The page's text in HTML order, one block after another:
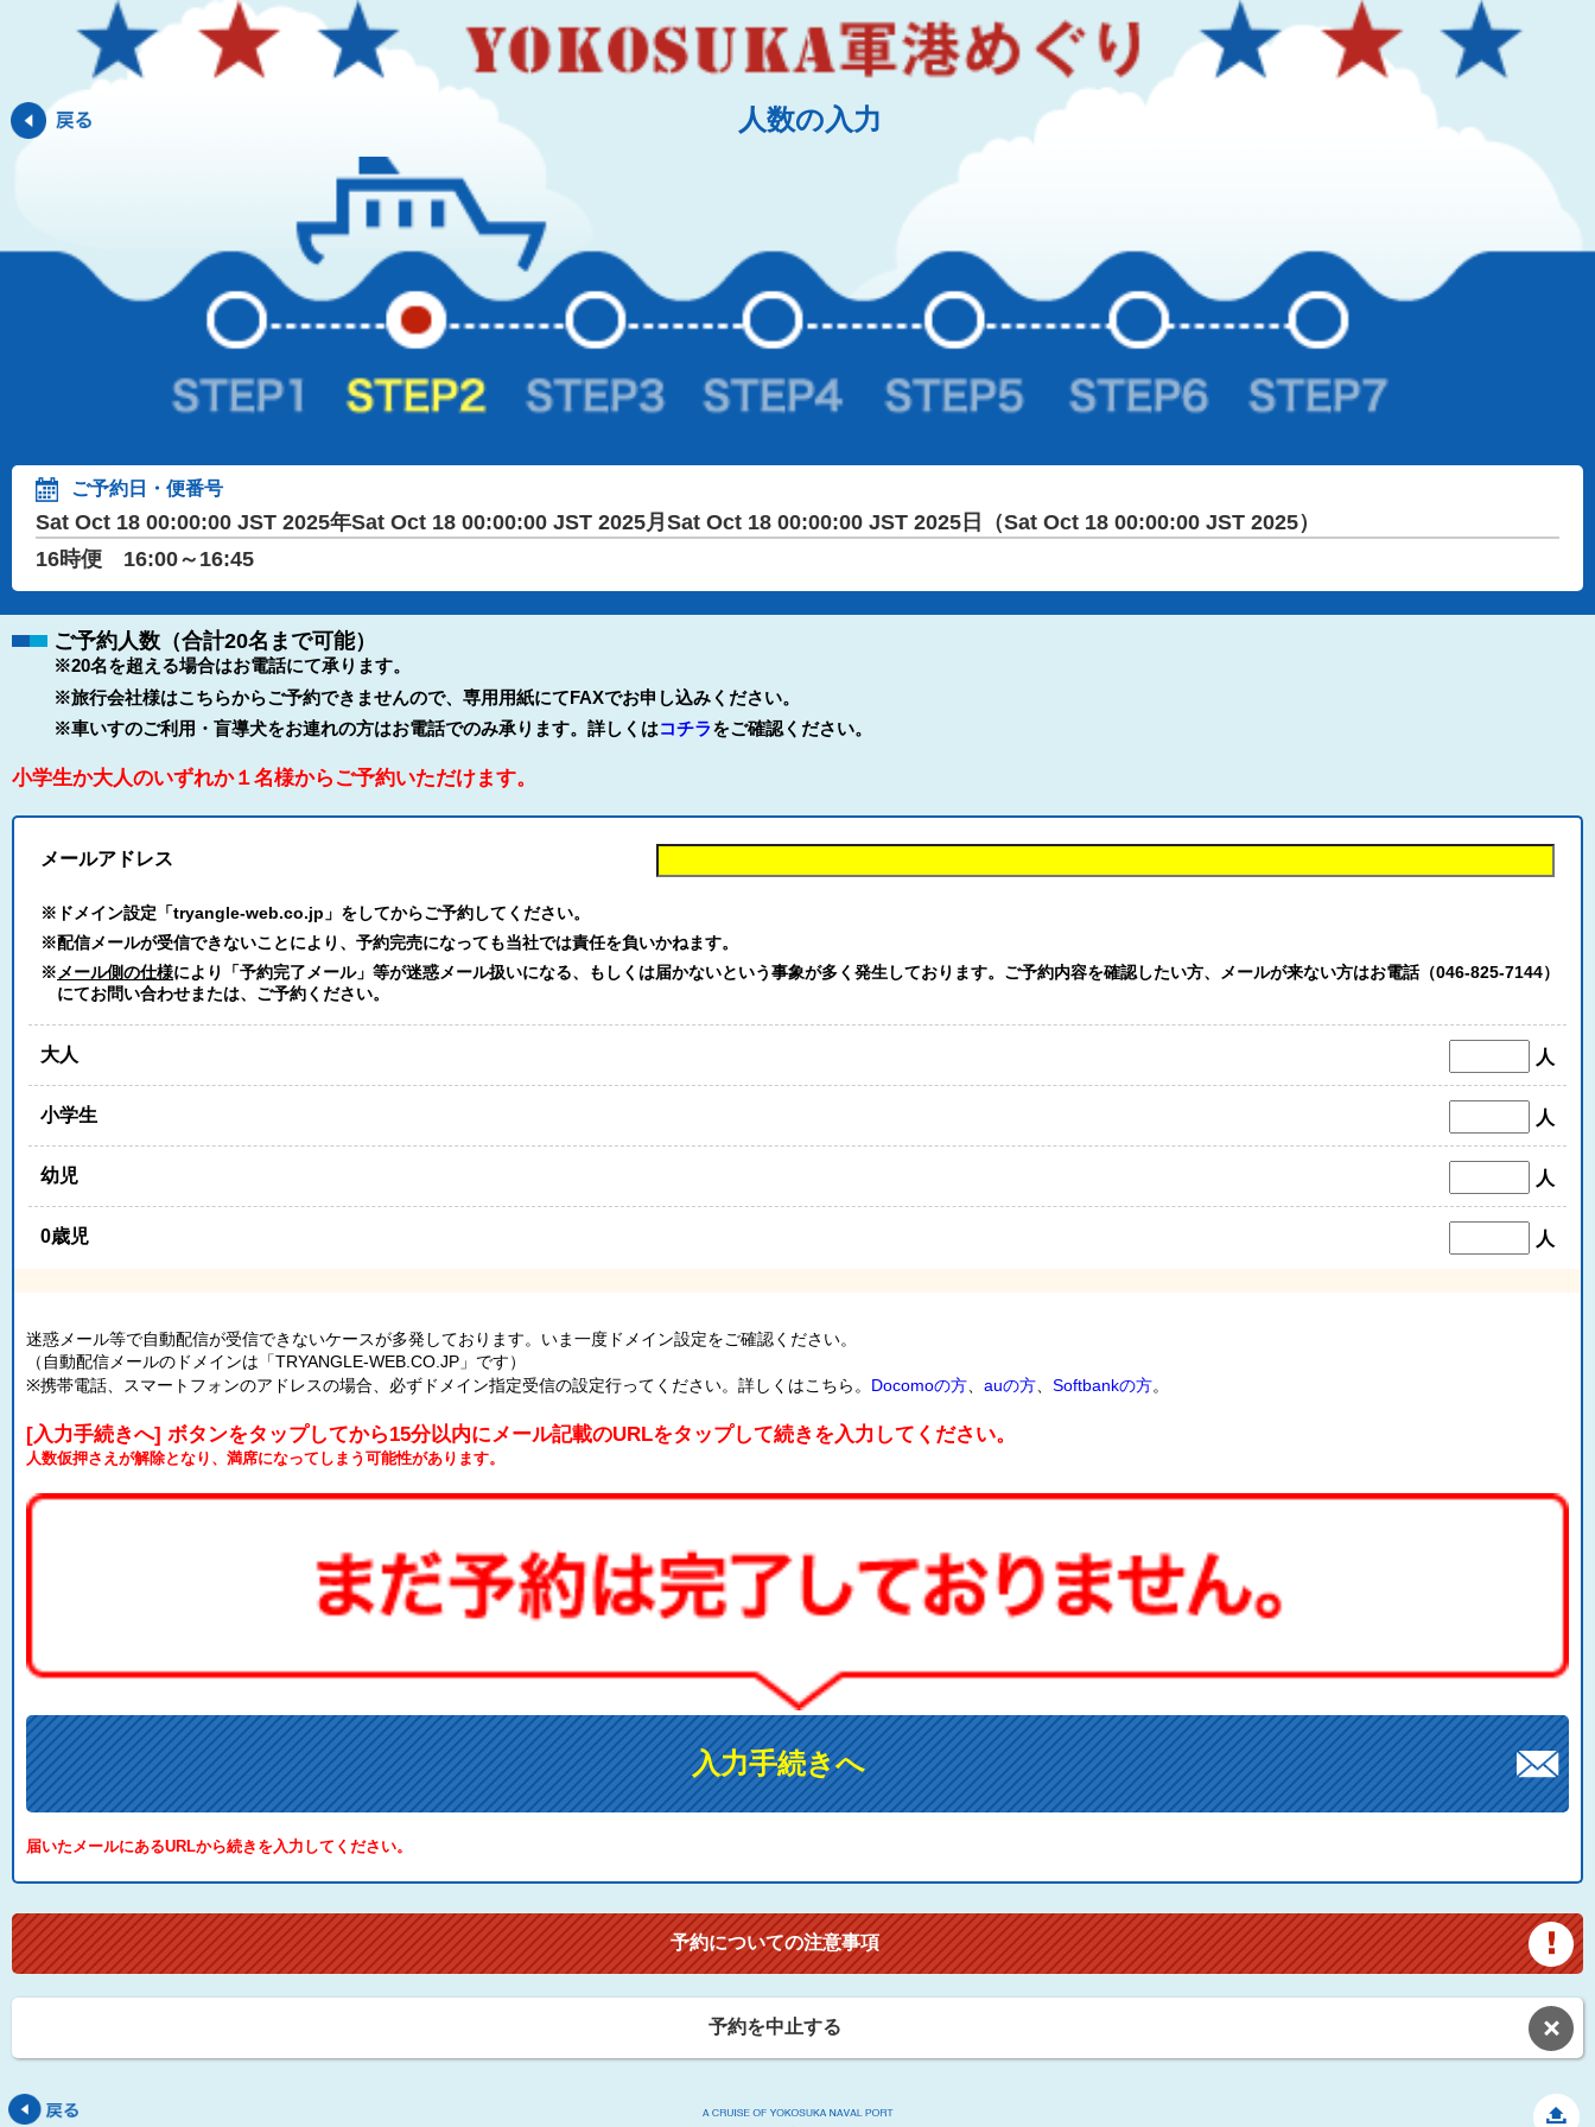
人数の入力
ご予約日・便番号
Sat Oct 18 00:00:00 JST 2025年Sat Oct 18 00:00:00 JST 2025月Sat Oct 18 00:00:00 JST 2025日（Sat Oct 18 00:00:00 JST 2025）
16時便 16:00～16:45
ご予約人数（合計20名まで可能）
※20名を超える場合はお電話にて承ります。
※旅行会社様はこちらからご予約できませんので、専用用紙にてFAXでお申し込みください。
※車いすのご利用・盲導犬をお連れの方はお電話でのみ承ります。詳しくはコチラをご確認ください。
小学生か大人のいずれか１名様からご予約いただけます。
メールアドレス
※ドメイン設定「tryangle-web.co.jp」をしてからご予約してください。
※配信メールが受信できないことにより、予約完売になっても当社では責任を負いかねます。
※ メール側の仕様により「予約完了メール」等が迷惑メール扱いになる、もしくは届かないという事象が多く発生しております。ご予約内容を確認したい方、メールが来ない方はお電話（046-825-7144）
にてお問い合わせまたは、ご予約ください。
大人 人
小学生 人
幼児 人
0歳児 人
迷惑メール等で自動配信が受信できないケースが多発しております。いま一度ドメイン設定をご確認ください。
（自動配信メールのドメインは「TRYANGLE-WEB.CO.JP」です）
※携帯電話、スマートフォンのアドレスの場合、必ずドメイン指定受信の設定行ってください。詳しくはこちら。 Docomoの方、 auの方、 Softbankの方。
[入力手続きへ] ボタンをタップしてから15分以内にメール記載のURLをタップして続きを入力してください。
人数仮押さえが解除となり、満席になってしまう可能性があります。
入力手続きへ
届いたメールにあるURLから続きを入力してください。
予約についての注意事項
予約を中止する